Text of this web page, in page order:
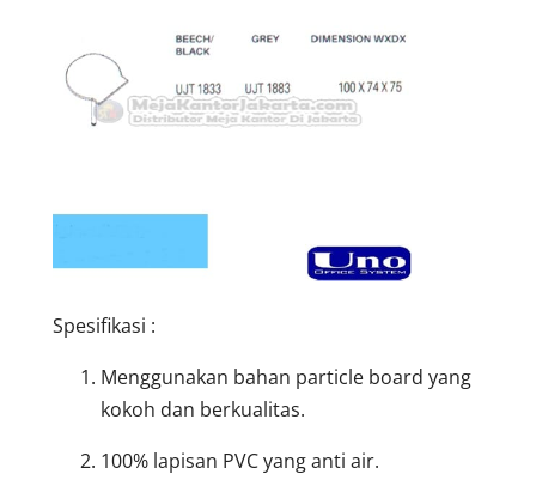
Spesifikasi :
Menggunakan bahan particle board yang
kokoh dan berkualitas.
100% lapisan PVC yang anti air.